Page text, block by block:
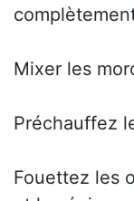
Mixer les
Préchauffez
Fouettez les